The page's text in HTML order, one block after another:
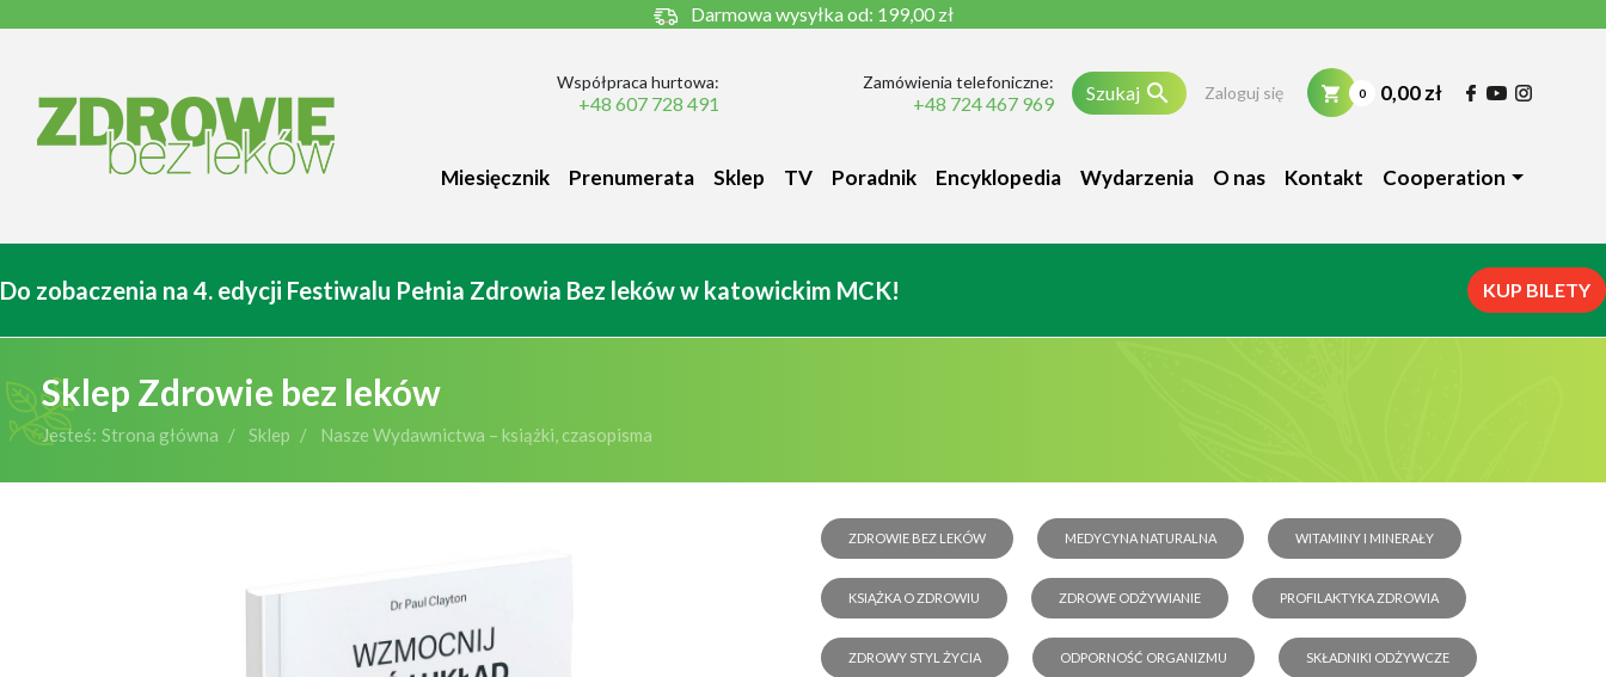
Darmowa wysyłka od: 199,00 zł
Współpraca hurtowa:
+48 607 728 491
Zamówienia telefoniczne:
+48 724 467 969 Szukaj  Zaloguj się 0 0,00 zł
Miesięcznik Prenumerata Sklep TV Poradnik Encyklopedia Wydarzenia O nas Kontakt Cooperation
Do zobaczenia na 4. edycji Festiwalu Pełnia Zdrowia Bez leków w katowickim MCK! KUP BILETY
Sklep Zdrowie bez leków
Jesteś: Strona główna Sklep Nasze Wydawnictwa – książki, czasopisma
ZDROWIE BEZ LEKÓW MEDYCYNA NATURALNA WITAMINY I MINERAŁY
KSIĄŻKA O ZDROWIU ZDROWE ODŻYWIANIE PROFILAKTYKA ZDROWIA
ZDROWY STYL ŻYCIA ODPORNOŚĆ ORGANIZMU SKŁADNIKI ODŻYWCZE